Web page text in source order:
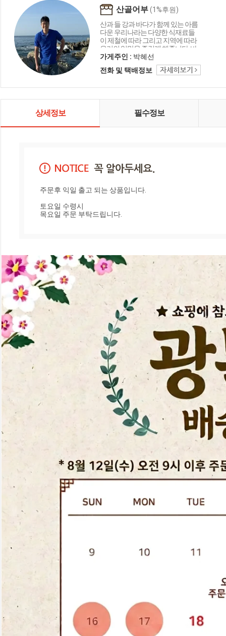
산골어부(1%후원)
산과 들 강과 바다가 함께 있는 아름
다운 우리나라는 다양한 식재료들
이 제철에 따라 그리고 지역에 따라
우리의 입맛을 즐겁게 해줍니다. 바
다의 재료로 함께 만드는 요리들은
언제나 우리의 맛에 감칠맛과 부드
러움 그리고 음식이 문화로 발전하
골어부는 바다와 자연을 담고 그리
가게주인 : 박혜선
전화 및 택배정보
상세정보 필수정보
주문후 익일 출고 되는 상품입니다.
토요일 수령시
목요일 주문 부탁드립니다.